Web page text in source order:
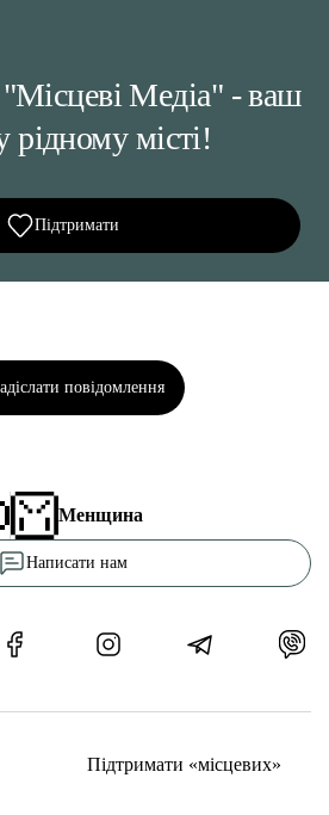
Медіа" - ваш
рідному місті!
Підтримати
повідомлення
Менщина
Написати нам
Підтримати «місцевих»